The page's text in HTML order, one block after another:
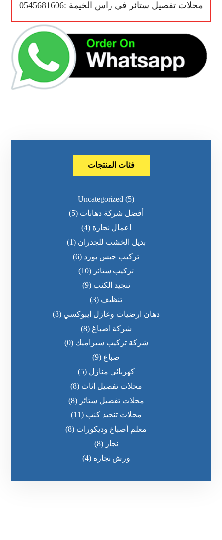
محلات تفصيل ستائر في راس الخيمة :0545681606
فئات المنتجات
Uncategorized (5)
أفضل شركة دهانات (5)
اعمال نجارة (4)
بديل الخشب للجدران (1)
تركيب جبس بورد (6)
تركيب ستائر (10)
تنجيد الكنب (9)
تنظيف (3)
دهان ارضيات وعازل ايبوكسي (8)
شركة اصباغ (8)
شركة تركيب سيراميك (0)
صباغ (9)
كهربائي منازل (5)
محلات تفصيل اثاث (8)
محلات تفصيل ستائر (8)
محلات تنجيد كنب (11)
معلم أصباغ وديكورات (8)
نجار (8)
ورش نجاره (4)